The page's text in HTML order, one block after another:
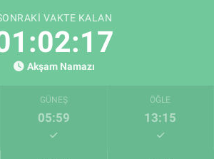
VAKTE KALAN
Akşam Namazı
GÜNEŞ
05:59
ÖĞLE
13:15